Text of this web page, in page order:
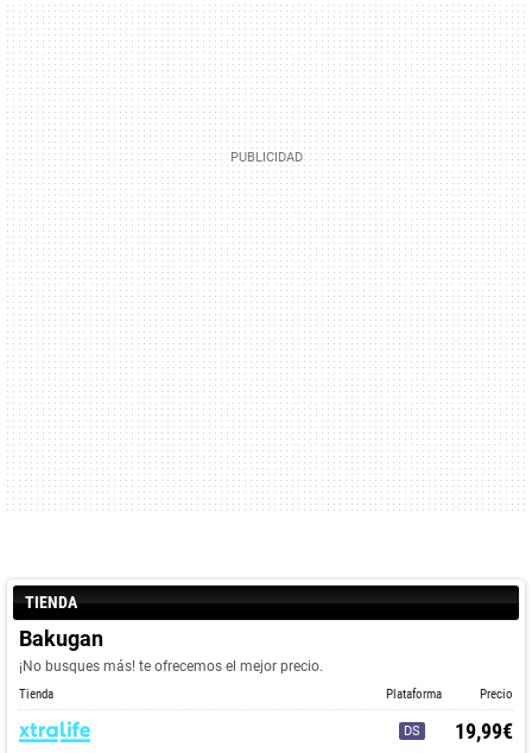
TIENDA
Bakugan
¡No busques más! te ofrecemos el mejor precio.
Tienda Plataforma Precio
DS 19,99€